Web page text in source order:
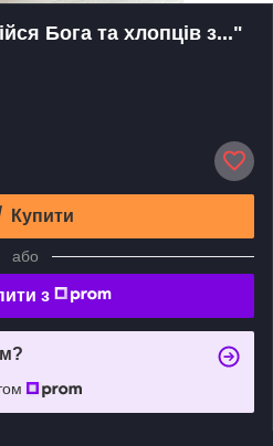
Бога та хлопців з..."
Купити
або
з